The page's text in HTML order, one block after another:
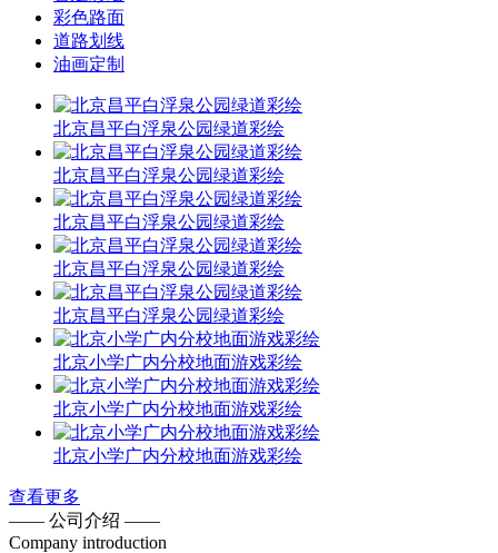
彩色路面
道路划线
油画定制
北京昌平白浮泉公园绿道彩绘
北京昌平白浮泉公园绿道彩绘
北京昌平白浮泉公园绿道彩绘
北京昌平白浮泉公园绿道彩绘
北京昌平白浮泉公园绿道彩绘
北京小学广内分校地面游戏彩绘
北京小学广内分校地面游戏彩绘
北京小学广内分校地面游戏彩绘
查看更多
—— 公司介绍 ——
Company introduction